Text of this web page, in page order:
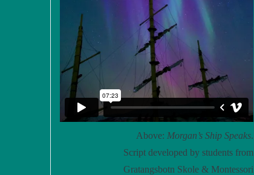
Above: Morgan’s Ship Speaks.
Script developed by students from
Gratangsbotn Skole & Montessori